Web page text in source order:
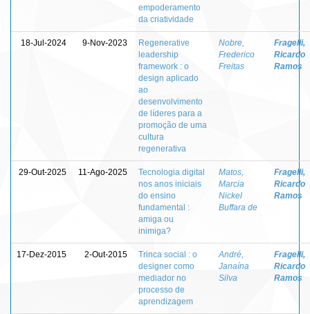
empoderamento
da criatividade
18-Jul-2024 9-Nov-2023
Regenerative
leadership
framework : o
design aplicado
ao
desenvolvimento
de líderes para a
promoção de uma
cultura
regenerativa
Nobre,
Frederico
Freitas
Fragelli,
Ricardo
Ramos
29-Out-2025 11-Ago-2025
Tecnologia digital
nos anos iniciais
do ensino
fundamental :
amiga ou
inimiga?
Matos,
Marcia
Nickel
Buffara de
Fragelli,
Ricardo
Ramos
17-Dez-2015 2-Out-2015
Trinca social : o
designer como
mediador no
processo de
aprendizagem
André,
Janaína
Silva
Fragelli,
Ricardo
Ramos